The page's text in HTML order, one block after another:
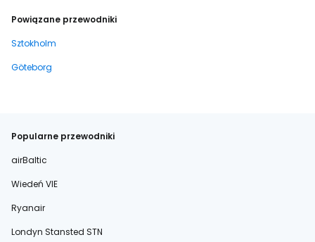
Powiązane przewodniki
Sztokholm
Göteborg
Popularne przewodniki
airBaltic
Wiedeń VIE
Ryanair
Londyn Stansted STN